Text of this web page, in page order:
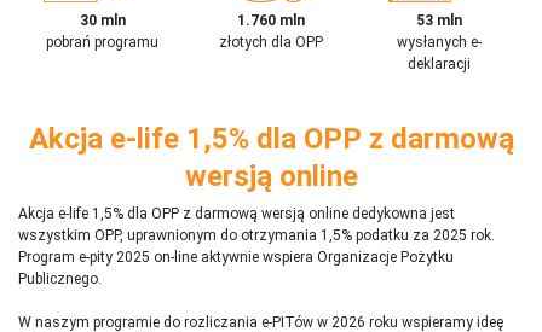
30 mln
pobrań programu
1.760 mln
złotych dla OPP
53 mln
wysłanych e-
deklaracji
Akcja e-life 1,5% dla OPP z darmową
wersją online
Akcja e-life 1,5% dla OPP z darmową wersją online dedykowna jest
wszystkim OPP, uprawnionym do otrzymania 1,5% podatku za 2025 rok.
Program e-pity 2025 on-line aktywnie wspiera Organizacje Pożytku
Publicznego.
W naszym programie do rozliczania e-PITów w 2026 roku wspieramy ideę